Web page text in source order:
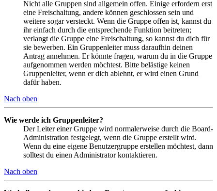
Nicht alle Gruppen sind allgemein offen. Einige erfordern erst
eine Freischaltung, andere können geschlossen sein und
weitere sogar versteckt. Wenn die Gruppe offen ist, kannst du
ihr einfach durch die entsprechende Funktion beitreten;
verlangt die Gruppe eine Freischaltung, so kannst du dich für
sie bewerben. Ein Gruppenleiter muss daraufhin deinen
Antrag annehmen. Er könnte fragen, warum du in die Gruppe
aufgenommen werden möchtest. Bitte belästige keinen
Gruppenleiter, wenn er dich ablehnt, er wird einen Grund
dafür haben.
Nach oben
Wie werde ich Gruppenleiter?
Der Leiter einer Gruppe wird normalerweise durch die Board-
Administration festgelegt, wenn die Gruppe erstellt wird.
Wenn du eine eigene Benutzergruppe erstellen möchtest, dann
solltest du einen Administrator kontaktieren.
Nach oben